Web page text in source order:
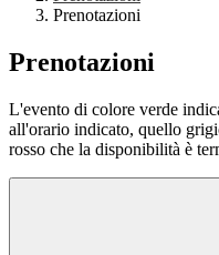
Prenotazioni
Prenotazioni
L'evento di colore verde
all'orario indicato, quello
rosso che la disponibilità è